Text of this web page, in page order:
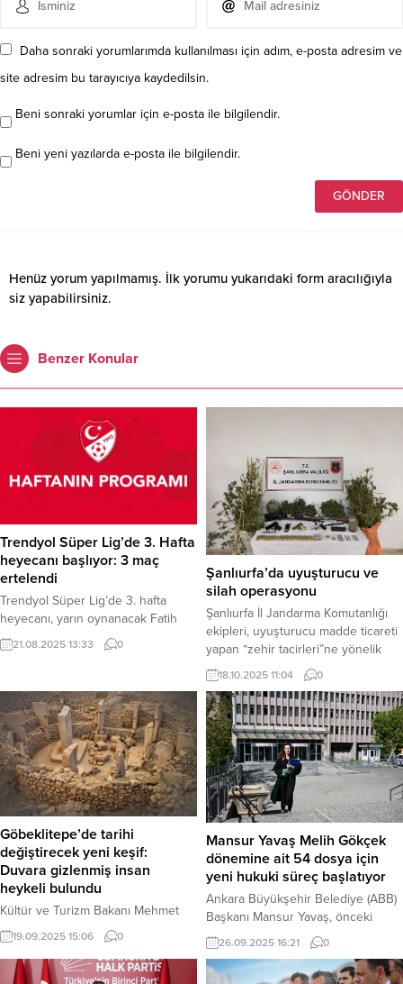
Daha sonraki yorumlarımda kullanılması için adım, e-posta adresim ve
site adresim bu tarayıcıya kaydedilsin.
Beni sonraki yorumlar için e-posta ile bilgilendir.
Beni yeni yazılarda e-posta ile bilgilendir.
Henüz yorum yapılmamış. İlk yorumu yukarıdaki form aracılığıyla
siz yapabilirsiniz.
Benzer Konular
Trendyol Süper Lig’de 3. Hafta
heyecanı başlıyor: 3 maç
ertelendi
Trendyol Süper Lig’de 3. hafta
heyecanı, yarın oynanacak Fatih
Karagümrük-Göztepe maçıyla
başlayacak. Temsilcilerimizin
nedeniyle bu hafta 3 karşılaşma ise
ileri bir tarihe ertelendi. Haber
Merkezi – Türkiye Futbol
Federasyonu’ndan (TFF) yapılan
açıklamaya göre, Süper Lig’de 3.
haftanın açılış mücadelesinde Fatih
Karagümrük, yarın Göztepe’yi
konuk edecek. Atatürk Olimpiyat...
21.08.2025 13:33 0
Şanlıurfa’da uyuşturucu ve
silah operasyonu
Şanlıurfa İl Jandarma Komutanlığı
ekipleri, uyuşturucu madde ticareti
yapan “zehir tacirleri”ne yönelik
kararlı mücadelesini sürdürüyor.
Haliliye ilçesinde gerçekleştirilen
başarılı bir operasyonda, yüklü
miktarda uyuşturucu madde ve çok
sayıda ruhsatsız silah ele geçirildi.
Haber Merkezi – Edinilen bilgilere
göre, Jandarma ekipleri tarafından
Haliliye ilçesinde belirlenen
adreslere eş zamanlı baskın
18.10.2025 11:04 0
Göbeklitepe’de tarihi
değiştirecek yeni keşif:
Duvara gizlenmiş insan
heykeli bulundu
Kültür ve Turizm Bakanı Mehmet
Nuri Ersoy, 12.000 yıllık geçmişiyle
“tarihin sıfır noktası” olarak kabul
edilen Göbeklitepe’de, insanlık
19.09.2025 15:06 0
Mansur Yavaş Melih Gökçek
dönemine ait 54 dosya için
yeni hukuki süreç başlatıyor
Ankara Büyükşehir Belediye (ABB)
Başkanı Mansur Yavaş, önceki
dönem belediye başkanı Melih
Gökçek dönemine ait yolsuzluk
iddialarını içeren ve haklarında
26.09.2025 16:21 0